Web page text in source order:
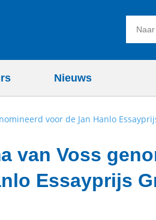
Zoeken
Nieuws
voor de Jan Hanlo
van Voss
Essayprijs